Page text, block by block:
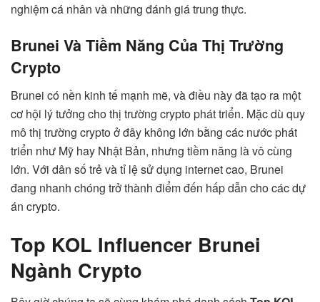
nghiệm cá nhân và những đánh giá trung thực.
Brunei Và Tiềm Năng Của Thị Trường
Crypto
Brunei có nền kinh tế mạnh mẽ, và điều này đã tạo ra một
cơ hội lý tưởng cho thị trường crypto phát triển. Mặc dù quy
mô thị trường crypto ở đây không lớn bằng các nước phát
triển như Mỹ hay Nhật Bản, nhưng tiềm năng là vô cùng
lớn. Với dân số trẻ và tỉ lệ sử dụng internet cao, Brunei
đang nhanh chóng trở thành điểm đến hấp dẫn cho các dự
án crypto.
Top KOL Influencer Brunei
Ngành Crypto